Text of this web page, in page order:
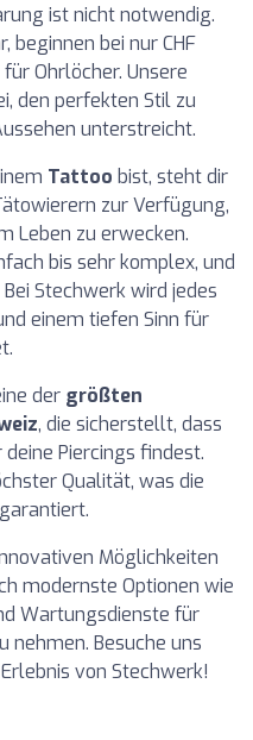
ist nicht notwendig.
beginnen bei nur CHF
Ohrlöcher. Unsere
den perfekten Stil zu
unterstreicht.
Tattoo bist, steht dir
zur Verfügung,
Leben zu erwecken.
bis sehr komplex, und
Stechwerk wird jedes
einem tiefen Sinn für
der größten
, die sicherstellt, dass
Piercings findest.
Qualität, was die
Möglichkeiten
modernste Optionen wie
Wartungsdienste für
nehmen. Besuche uns
von Stechwerk!